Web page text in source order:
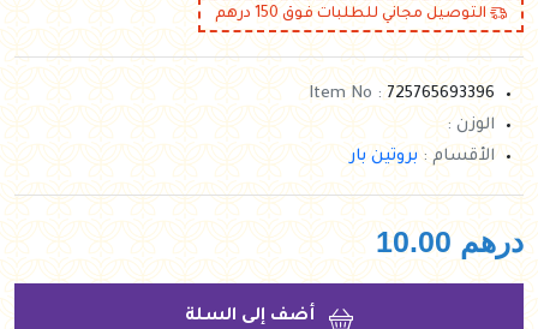
التوصيل مجاني للطلبات فوق150 درهم
Item No :725765693396
الوزن :
الأقسام : بروتين بار
درهم 10.00
أضف إلى السلة